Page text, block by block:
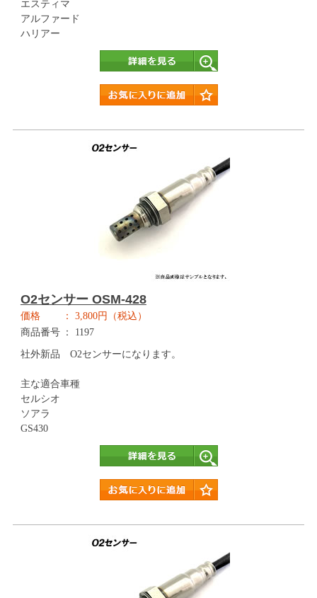
エスティマ
アルファード
ハリアー
O2センサー OSM-428
価格
3,800円（税込）
商品番号
1197
社外新品 O2センサーになります。
主な適合車種
セルシオ
ソアラ
GS430